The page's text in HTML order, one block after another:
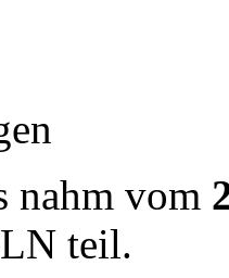
nahm vom
teil.